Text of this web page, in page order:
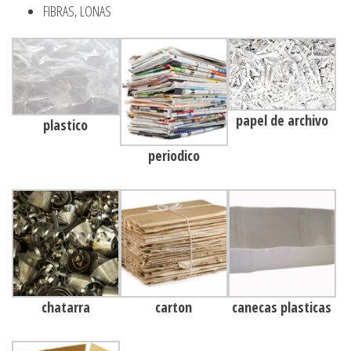
FIBRAS, LONAS
plastico
periodico
papel de archivo
chatarra carton canecas plasticas